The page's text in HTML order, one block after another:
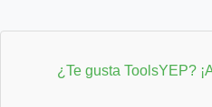
¿Te gusta ToolsYEP?